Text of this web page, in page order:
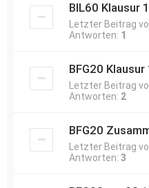
BIL60 Klausur
Letzter Beitrag
Antworten: 1
BFG20
Letzter Beitrag
Antworten: 2
BFG20
Letzter Beitrag
Antworten: 3